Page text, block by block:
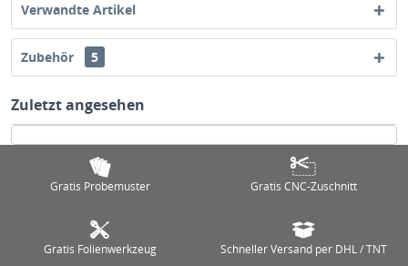
Verwandte Artikel
Zubehör 5
Zuletzt angesehen
Gratis Probemuster Gratis CNC-Zuschnitt
Gratis Folienwerkzeug Schneller Versand per DHL / TNT